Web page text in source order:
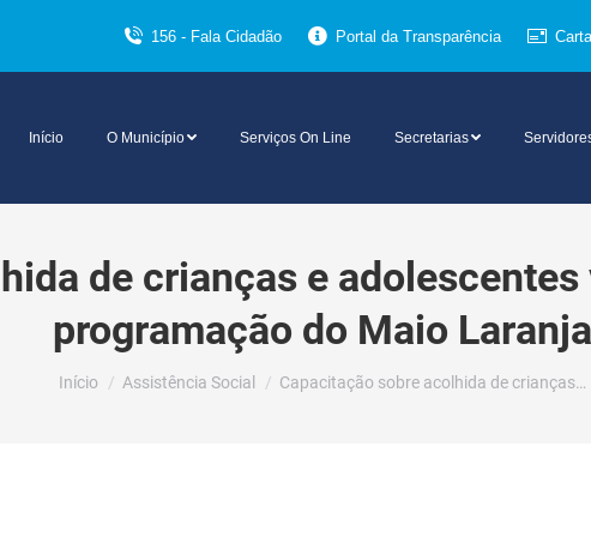
156 - Fala Cidadão Portal da Transparência
Início O Município Serviços On Line Secretarias
de crianças e
programação do Maio Laranja
Você está aqui:
Início Assistência Social Capacitação sobre acolhida de crianças…